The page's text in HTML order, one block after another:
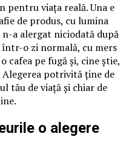
pentru viața reală. Una e
de produs, cu lumina
a alergat niciodată după
o zi normală, cu mers
cafea pe fugă și, cine știe,
potrivită ține de
tău de viață și chiar de
o alegere